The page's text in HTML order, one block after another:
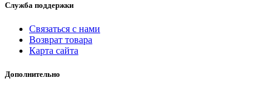
Служба поддержки
Связаться с нами
Возврат товара
Карта сайта
Дополнительно